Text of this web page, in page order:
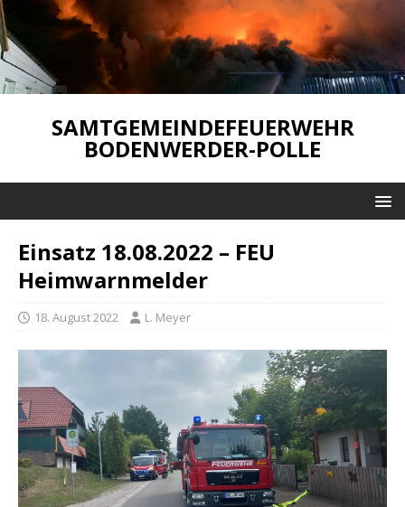
SAMTGEMEINDEFEUERWEHR
BODENWERDER-POLLE
Einsatz 18.08.2022 – FEU
Heimwarnmelder
18. August 2022 L. Meyer